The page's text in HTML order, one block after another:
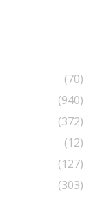
(70)
(940)
(372)
(12)
(127)
(303)